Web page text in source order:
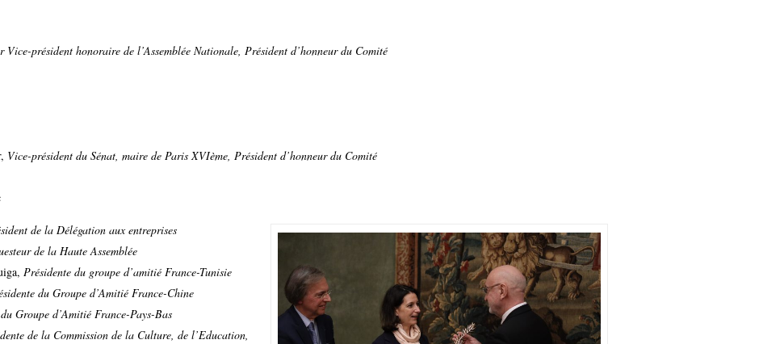
Vice-président honoraire de l’Assemblée Nationale, Président d’honneur du Comité
Vice-président du Sénat, maire de Paris XVIème, Président d’honneur du Comité
de la Délégation aux entreprises
de la Haute Assemblée
Présidente du groupe d’amitié France-Tunisie
du Groupe d’Amitié France-Chine
Groupe d’Amitié France-Pays-Bas
de la Commission de la Culture, de l’Education,